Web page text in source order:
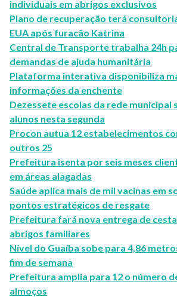
individuais em abrigos exclusivos
Plano de recuperação terá
EUA após furacão Katrina
Central de Transporte trabalha 24h
demandas de ajuda humanitária
Plataforma interativa disponibiliza
informações da enchente
Dezessete escolas da rede municipal
alunos nesta segunda
Procon autua 12 estabelecimentos
outros 25
Prefeitura isenta por seis meses
em áreas alagadas
Saúde aplica mais de mil vacinas em
pontos estratégicos de resgate
Prefeitura fará nova entrega de
abrigos familiares
Nível do Guaíba sobe para 4,86
fim de semana
Prefeitura amplia para 12 o número
almoços